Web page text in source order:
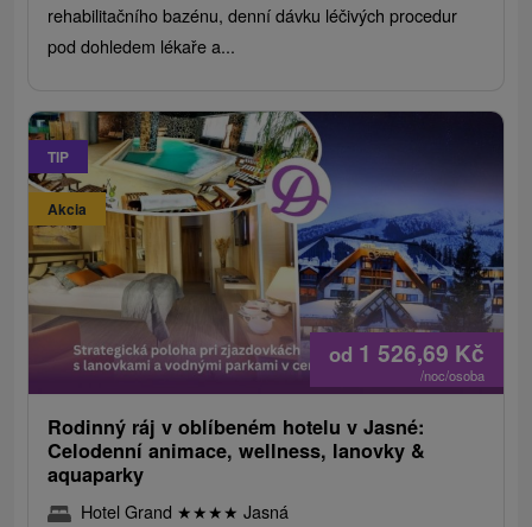
rehabilitačního bazénu, denní dávku léčivých procedur
pod dohledem lékaře a...
TIP
Akcia
od 1 526,69 Kč
/noc/osoba
Rodinný ráj v oblíbeném hotelu v Jasné:
Celodenní animace, wellness, lanovky &
aquaparky
Hotel Grand ★★★★ Jasná